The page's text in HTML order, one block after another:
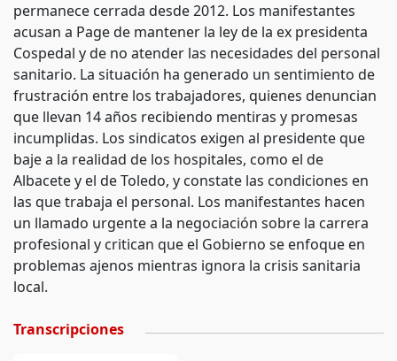
permanece cerrada desde 2012. Los manifestantes
acusan a Page de mantener la ley de la ex presidenta
Cospedal y de no atender las necesidades del personal
sanitario. La situación ha generado un sentimiento de
frustración entre los trabajadores, quienes denuncian
que llevan 14 años recibiendo mentiras y promesas
incumplidas. Los sindicatos exigen al presidente que
baje a la realidad de los hospitales, como el de
Albacete y el de Toledo, y constate las condiciones en
las que trabaja el personal. Los manifestantes hacen
un llamado urgente a la negociación sobre la carrera
profesional y critican que el Gobierno se enfoque en
problemas ajenos mientras ignora la crisis sanitaria
local.
Transcripciones